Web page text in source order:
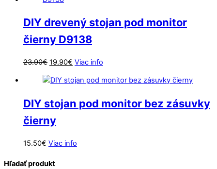
DIY drevený stojan pod monitor
čierny D9138
23.90€ Pôvodná
bola:
19.90€ Aktuálna
je:
Viac info
DIY stojan pod monitor bez zásuvky
čierny
15.50€ Viac info
Hľadať produkt